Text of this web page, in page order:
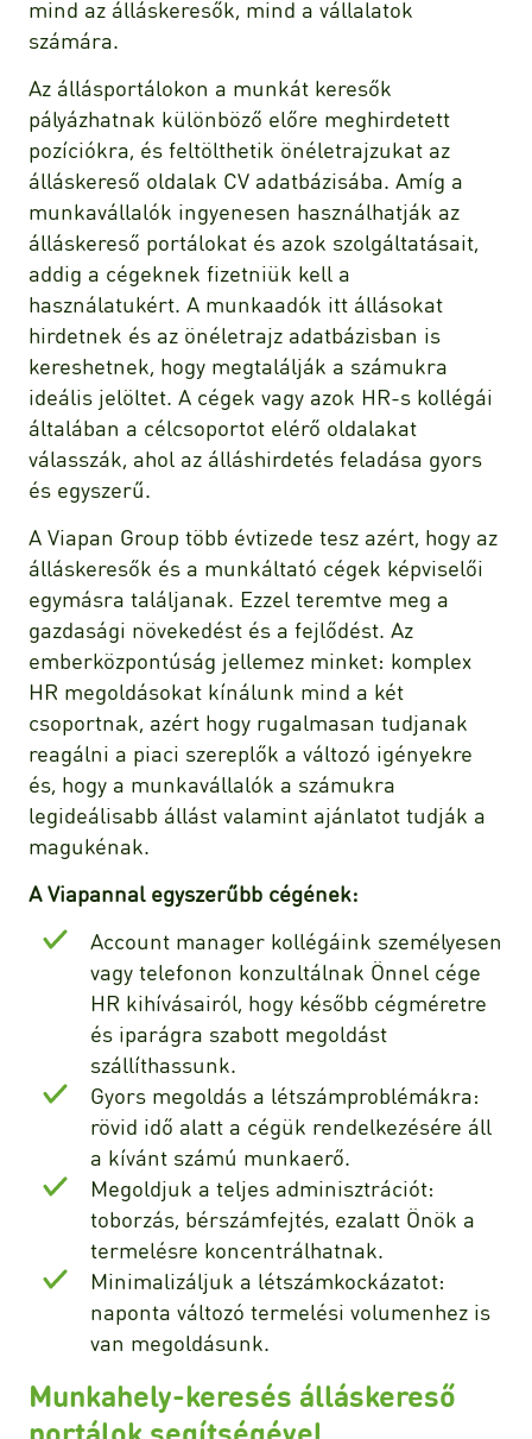
mind az álláskeresők, mind a vállalatok
számára.
Az állásportálokon a munkát keresők
pályázhatnak különböző előre meghirdetett
pozíciókra, és feltölthetik önéletrajzukat az
álláskereső oldalak CV adatbázisába. Amíg a
munkavállalók ingyenesen használhatják az
álláskereső portálokat és azok szolgáltatásait,
addig a cégeknek fizetniük kell a
használatukért. A munkaadók itt állásokat
hirdetnek és az önéletrajz adatbázisban is
kereshetnek, hogy megtalálják a számukra
ideális jelöltet. A cégek vagy azok HR-s kollégái
általában a célcsoportot elérő oldalakat
válasszák, ahol az álláshirdetés feladása gyors
és egyszerű.
A Viapan Group több évtizede tesz azért, hogy az
álláskeresők és a munkáltató cégek képviselői
egymásra találjanak. Ezzel teremtve meg a
gazdasági növekedést és a fejlődést. Az
emberközpontúság jellemez minket: komplex
HR megoldásokat kínálunk mind a két
csoportnak, azért hogy rugalmasan tudjanak
reagálni a piaci szereplők a változó igényekre
és, hogy a munkavállalók a számukra
legideálisabb állást valamint ajánlatot tudják a
magukénak.
A Viapannal egyszerűbb cégének:
Account manager kollégáink személyesen
vagy telefonon konzultálnak Önnel cége
HR kihívásairól, hogy később cégméretre
és iparágra szabott megoldást
szállíthassunk.
Gyors megoldás a létszámproblémákra:
rövid idő alatt a cégük rendelkezésére áll
a kívánt számú munkaerő.
Megoldjuk a teljes adminisztrációt:
toborzás, bérszámfejtés, ezalatt Önök a
termelésre koncentrálhatnak.
Minimalizáljuk a létszámkockázatot:
naponta változó termelési volumenhez is
van megoldásunk.
Munkahely-keresés álláskereső
portálok segítségével